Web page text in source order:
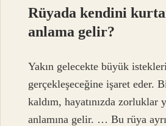
Rüyada kendini
anlama gelir?
Yakın gelecekte büyük
gerçekleşeceğine işaret eder.
kaldım, hayatınızda zorluklar
anlamına gelir. … Bu rüya